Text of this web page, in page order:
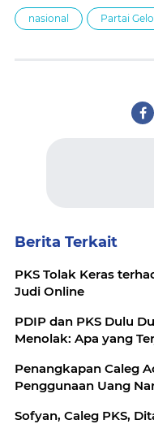
nasional Partai
Berita Terkait
PKS Tolak Keras
Judi Online
PDIP dan PKS Dulu
Menolak: Apa yang
Penangkapan Caleg
Penggunaan Uang
Sofyan, Caleg PKS,